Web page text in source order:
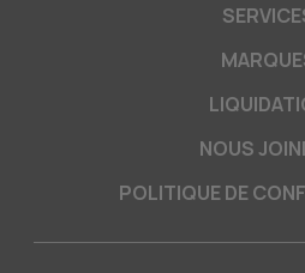
NOUS
POLITIQUE DE